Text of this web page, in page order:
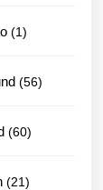
11
5656
6060
2121